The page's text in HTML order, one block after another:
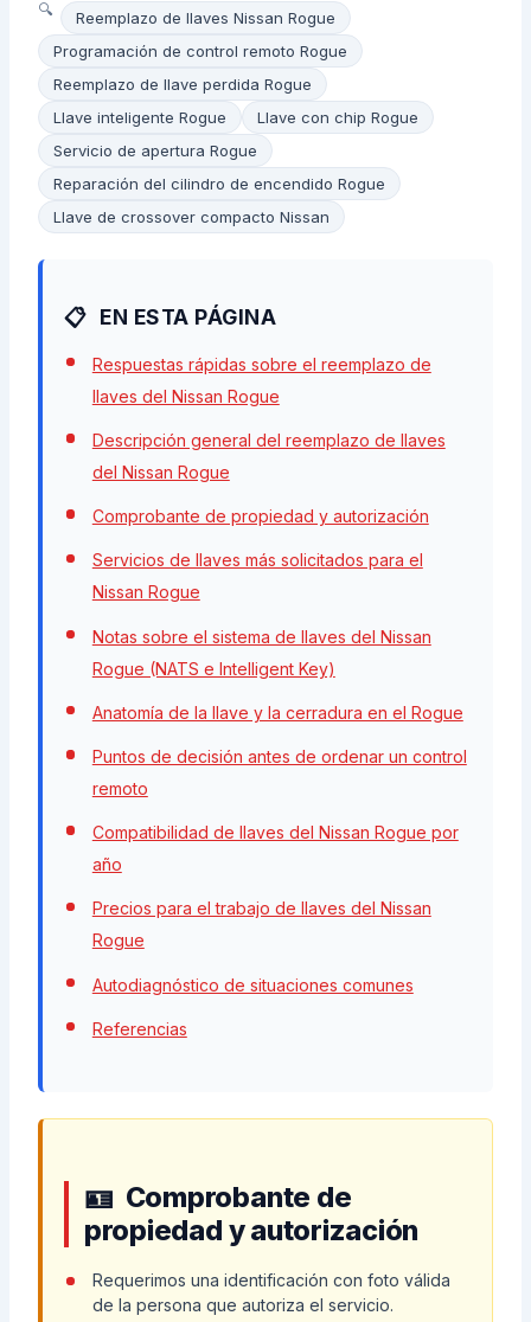
Reemplazo de llaves Nissan Rogue
Programación de control remoto Rogue
Reemplazo de llave perdida Rogue
Llave inteligente Rogue
Llave con chip Rogue
Servicio de apertura Rogue
Reparación del cilindro de encendido Rogue
Llave de crossover compacto Nissan
EN ESTA PÁGINA
Respuestas rápidas sobre el reemplazo de
llaves del Nissan Rogue
Descripción general del reemplazo de llaves
del Nissan Rogue
Comprobante de propiedad y autorización
Servicios de llaves más solicitados para el
Nissan Rogue
Notas sobre el sistema de llaves del Nissan
Rogue (NATS e Intelligent Key)
Anatomía de la llave y la cerradura en el Rogue
Puntos de decisión antes de ordenar un control
remoto
Compatibilidad de llaves del Nissan Rogue por
año
Precios para el trabajo de llaves del Nissan
Rogue
Autodiagnóstico de situaciones comunes
Referencias
Comprobante de
propiedad y autorización
Requerimos una identificación con foto válida
de la persona que autoriza el servicio.